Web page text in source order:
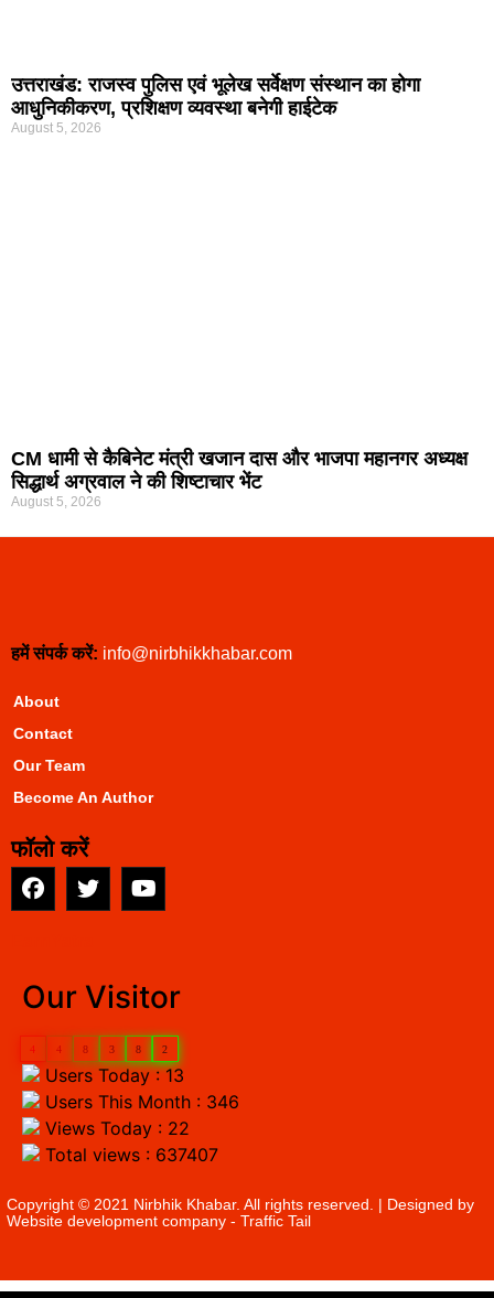
उत्तराखंड: राजस्व पुलिस एवं भूलेख सर्वेक्षण संस्थान का होगा
आधुनिकीकरण, प्रशिक्षण व्यवस्था बनेगी हाईटेक
August 5, 2026
CM धामी से कैबिनेट मंत्री खजान दास और भाजपा महानगर अध्यक्ष
सिद्धार्थ अग्रवाल ने की शिष्टाचार भेंट
August 5, 2026
हमें संपर्क करें: info@nirbhikkhabar.com
About
Contact
Our Team
Become An Author
फॉलो करें
Our Visitor
4 4 8 3 8 2
Users Today : 13
Users This Month : 346
Views Today : 22
Total views : 637407
Copyright © 2021 Nirbhik Khabar. All rights reserved. | Designed by
Website development company - Traffic Tail